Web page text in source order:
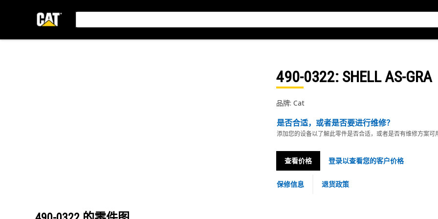
490-0322: SHELL AS-GRA
品牌: Cat
是否合适，或者是否要进行维修？
添加您的设备以了解此零件是否合适，或者是否有维修方案可
查看价格 登录以查看您的客户价格
保修信息 退货政策